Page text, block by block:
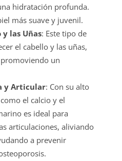
hidratación profunda.
más suave y juvenil.
las Uñas: Este tipo de
el cabello y las uñas,
un
y Articular: Con su alto
el calcio y el
es ideal para
articulaciones, aliviando
a prevenir